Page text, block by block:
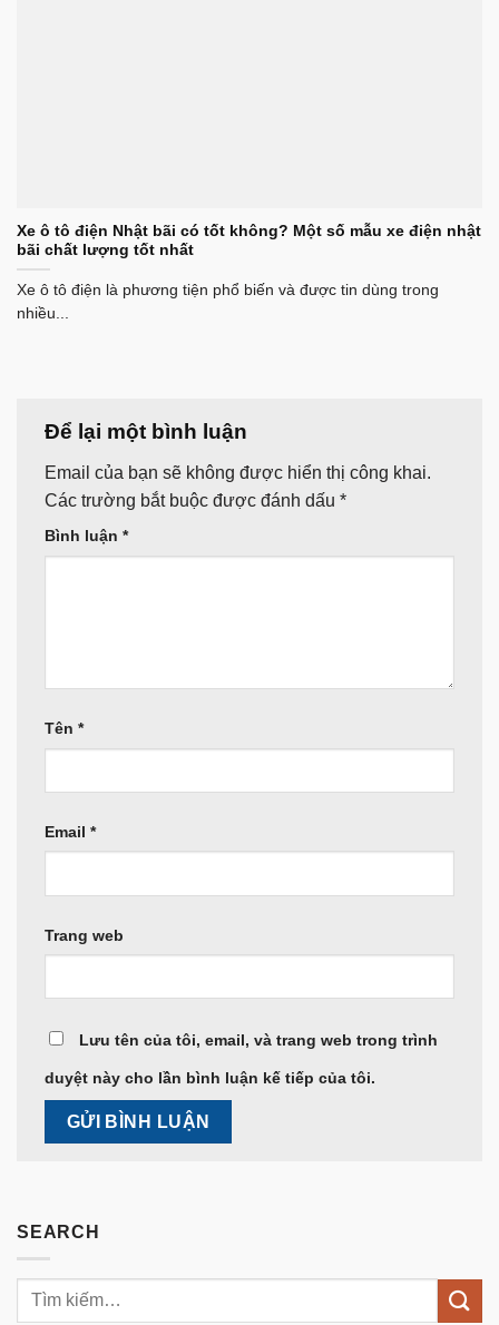
Xe ô tô điện Nhật bãi có tốt không? Một số mẫu xe điện nhật
bãi chất lượng tốt nhất
Xe ô tô điện là phương tiện phổ biến và được tin dùng trong
nhiều...
Để lại một bình luận
Email của bạn sẽ không được hiển thị công khai.
Các trường bắt buộc được đánh dấu *
Bình luận *
Tên *
Email *
Trang web
Lưu tên của tôi, email, và trang web trong trình
duyệt này cho lần bình luận kế tiếp của tôi.
SEARCH